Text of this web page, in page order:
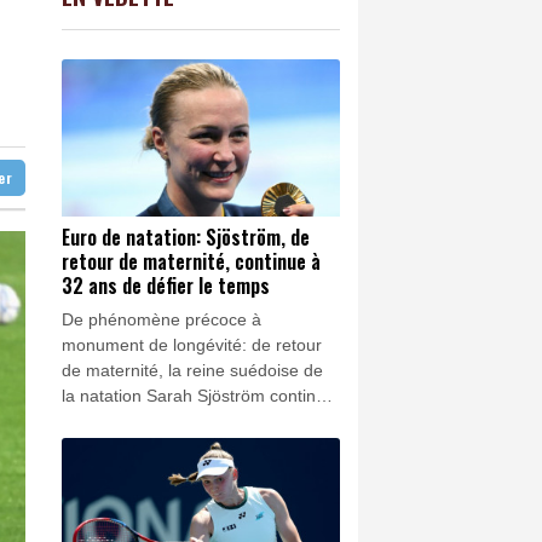
cérémonie pour la liberté de la presse
chez eux
Ormuz
-0.41%
2.08% 4302.47 €
0.44% 4330.74 €
Euro de natation: Sjöström, de
retour de maternité, continue à
32 ans de défier le temps
De phénomène précoce à
monument de longévité: de retour
de maternité, la reine suédoise de
la natation Sarah Sjöström continue
aux Championnats d'Europe de
Paris, avec dans le viseur les JO de
Los Angeles dans deux ans.